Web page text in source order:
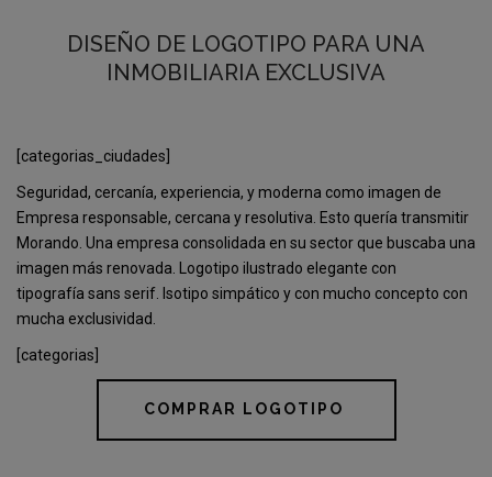
DISEÑO DE LOGOTIPO PARA UNA
INMOBILIARIA EXCLUSIVA
[categorias_ciudades]
Seguridad, cercanía, experiencia, y moderna como imagen de
Empresa responsable, cercana y resolutiva. Esto quería transmitir
Morando. Una empresa consolidada en su sector que buscaba una
imagen más renovada. Logotipo ilustrado elegante con
tipografía sans serif. Isotipo simpático y con mucho concepto con
mucha exclusividad.
[categorias]
COMPRAR LOGOTIPO